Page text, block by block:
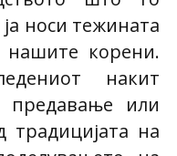
носи тежината
нашите корени.
накит
предавање или
традицијата на